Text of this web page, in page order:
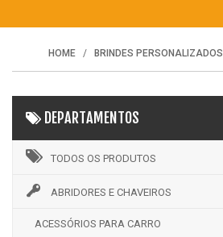
HOME BRINDES PERSONALIZADOS
DEPARTAMENTOS
TODOS OS PRODUTOS
ABRIDORES E CHAVEIROS
ACESSÓRIOS PARA CARRO